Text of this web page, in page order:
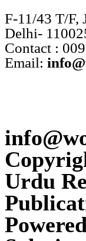
F-11/43 T/F,
Delhi-
Contact :
Email:
Urdu